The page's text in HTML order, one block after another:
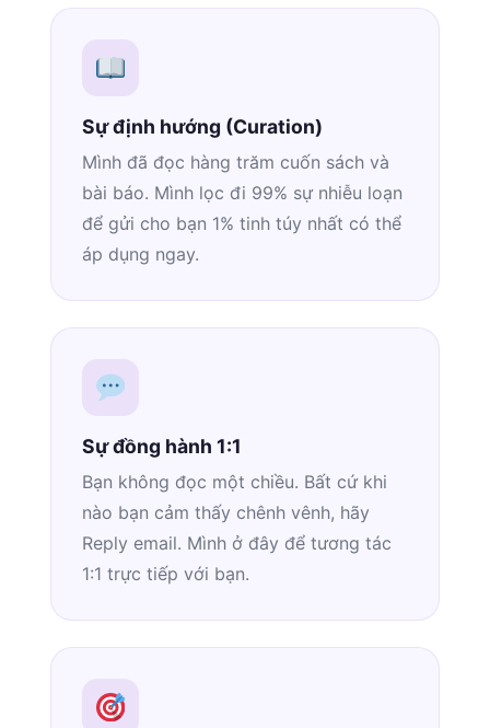
Sự định hướng (Curation)
Mình đã đọc hàng trăm cuốn sách và
bài báo. Mình lọc đi 99% sự nhiễu loạn
để gửi cho bạn 1% tinh túy nhất có thể
áp dụng ngay.
Sự đồng hành 1:1
Bạn không đọc một chiều. Bất cứ khi
nào bạn cảm thấy chênh vênh, hãy
Reply email. Mình ở đây để tương tác
1:1 trực tiếp với bạn.